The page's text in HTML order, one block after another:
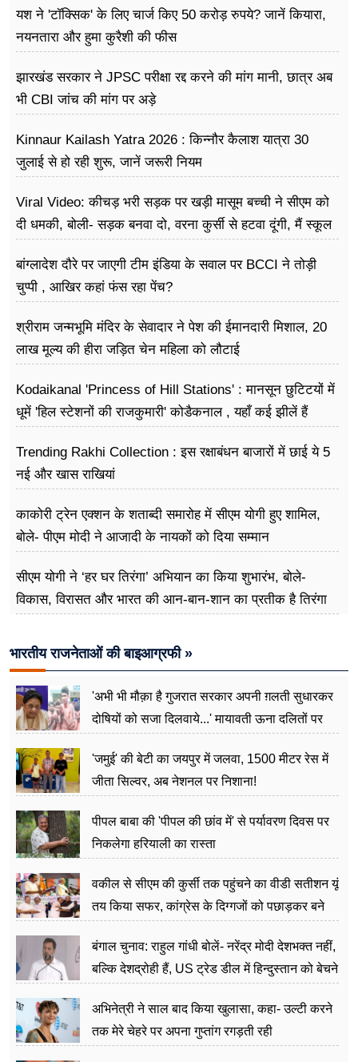
यश ने 'टॉक्सिक' के लिए चार्ज किए 50 करोड़ रुपये? जानें कियारा,
नयनतारा और हुमा कुरैशी की फीस
झारखंड सरकार ने JPSC परीक्षा रद्द करने की मांग मानी, छात्र अब
भी CBI जांच की मांग पर अड़े
Kinnaur Kailash Yatra 2026 : किन्नौर कैलाश यात्रा 30
जुलाई से हो रही शुरू, जानें जरूरी नियम
Viral Video: कीचड़ भरी सड़क पर खड़ी मासूम बच्ची ने सीएम को
दी धमकी, बोली- सड़क बनवा दो, वरना कुर्सी से हटवा दूंगी, मैं स्कूल
बांग्लादेश दौरे पर जाएगी टीम इंडिया के सवाल पर BCCI ने तोड़ी
चुप्पी , आखिर कहां फंस रहा पेंच?
श्रीराम जन्मभूमि मंदिर के सेवादार ने पेश की ईमानदारी मिशाल, 20
लाख मूल्य की हीरा जड़ित चेन महिला को लौटाई
Kodaikanal 'Princess of Hill Stations' : मानसून छुटिटयों में
धूमें 'हिल स्टेशनों की राजकुमारी' कोडैकनाल , यहाँ कई झीलें हैं
Trending Rakhi Collection : इस रक्षाबंधन बाजारों में छाई ये 5
नई और खास राखियां
काकोरी ट्रेन एक्शन के शताब्दी समारोह में सीएम योगी हुए शामिल,
बोले- पीएम मोदी ने आजादी के नायकों को दिया सम्मान
सीएम योगी ने ‘हर घर तिरंगा’ अभियान का किया शुभारंभ, बोले-
विकास, विरासत और भारत की आन-बान-शान का प्रतीक है तिरंगा
भारतीय राजनेताओं की बाइआग्रफी »
'अभी भी मौक़ा है गुजरात सरकार अपनी ग़लती सुधारकर
दोषियों को सजा दिलवाये...' मायावती ऊना दलितों पर
'जमुई' की बेटी का जयपुर में जलवा, 1500 मीटर रेस में
जीता सिल्वर, अब नेशनल पर निशाना!
पीपल बाबा की 'पीपल की छांव में' से पर्यावरण दिवस पर
निकलेगा हरियाली का रास्ता
वकील से सीएम की कुर्सी तक पहुंचने का वीडी सतीशन यूं
तय किया सफर, कांग्रेस के दिग्गजों को पछाड़कर बने
बंगाल चुनाव: राहुल गांधी बोलें- नरेंद्र मोदी देशभक्त नहीं,
बल्कि देशद्रोही हैं, US ट्रेड डील में हिन्दुस्तान को बेचने
अभिनेत्री ने साल बाद किया खुलासा, कहा- उल्टी करने
तक मेरे चेहरे पर अपना गुप्तांग रगड़ती रही